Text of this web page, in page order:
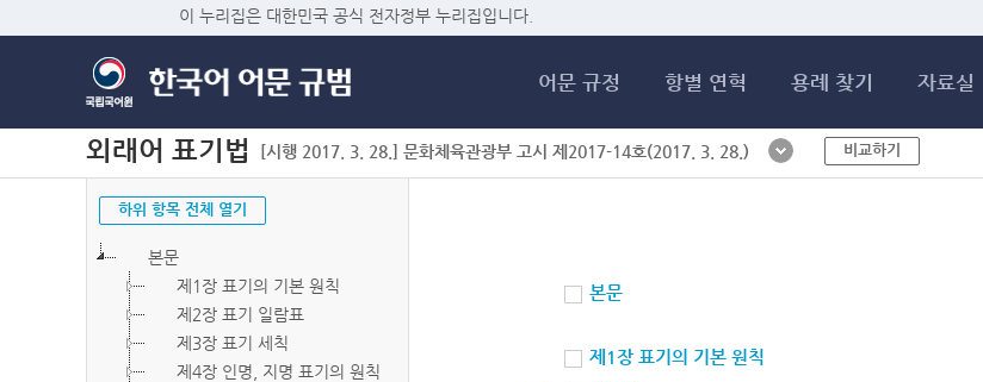
이 누리집은 대한민국 공식 전자정부 누리집입니다.
어문 규정 항별 연혁 용례 찾기 자료실
외래어 표기법 [시행 2017. 3. 28.] 문화체육관광부 고시 제2017-14호(2017. 3. 28.) 비교하기
하위 항목 전체 열기
본문
제1장 표기의 기본 원칙
제2장 표기 일람표
제3장 표기 세칙
제4장 인명, 지명 표기의 원칙
본문
제1장 표기의 기본 원칙